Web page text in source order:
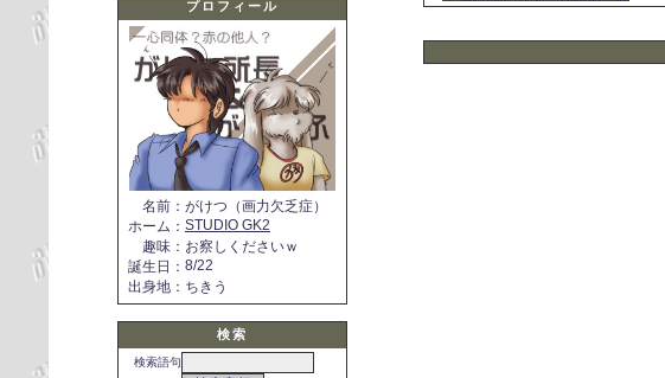
プロフィール
名前 ： がけつ（画力欠乏症）
ホーム ： STUDIO GK2
趣味 ： お察しくださいｗ
誕生日 ： 8/22
出身地 ： ちきう
検索
検索語句